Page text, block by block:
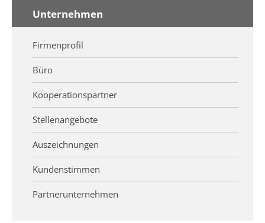
Unternehmen
Firmenprofil
Büro
Kooperationspartner
Stellenangebote
Auszeichnungen
Kundenstimmen
Partnerunternehmen